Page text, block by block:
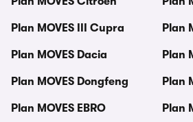
Plan MOVES III Cupra
Plan MOVES Dacia
Plan MOVES Dongfeng
Plan MOVES EBRO
Plan
Plan
Plan
Plan